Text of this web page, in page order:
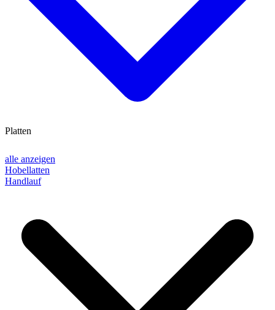
alle anzeigen
Hobellatten
Handlauf
Platten